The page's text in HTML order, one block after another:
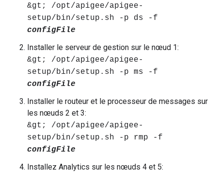
&gt; /opt/apigee/apigee-
setup/bin/setup.sh -p ds -f
configFile
Installer le serveur de gestion sur le nœud 1:
&gt; /opt/apigee/apigee-
setup/bin/setup.sh -p ms -f
configFile
Installer le routeur et le processeur de messages sur
les nœuds 2 et 3:
&gt; /opt/apigee/apigee-
setup/bin/setup.sh -p rmp -f
configFile
Installez Analytics sur les nœuds 4 et 5: